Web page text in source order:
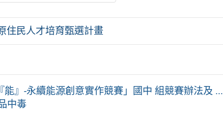
住民人才培育甄選計畫
能』-永續能源創意實作競賽」國中 組競賽辦法及 ...
中毒